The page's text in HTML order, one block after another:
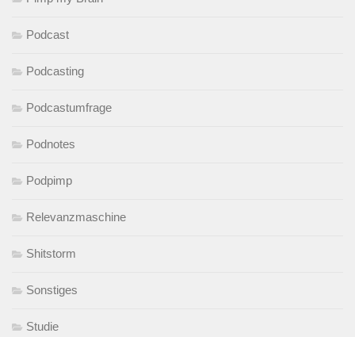
Podcast
Podcasting
Podcastumfrage
Podnotes
Podpimp
Relevanzmaschine
Shitstorm
Sonstiges
Studie